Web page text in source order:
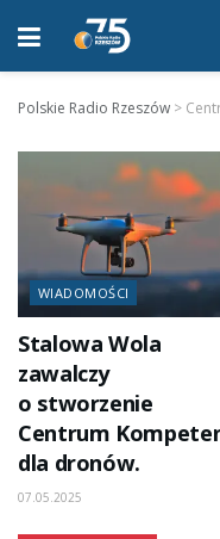
Polskie Radio Rzeszów >
WIADOMOŚCI
Stalowa Wola
zawalczy
o stworzenie
Centrum
dla dronów.
07.05.2025